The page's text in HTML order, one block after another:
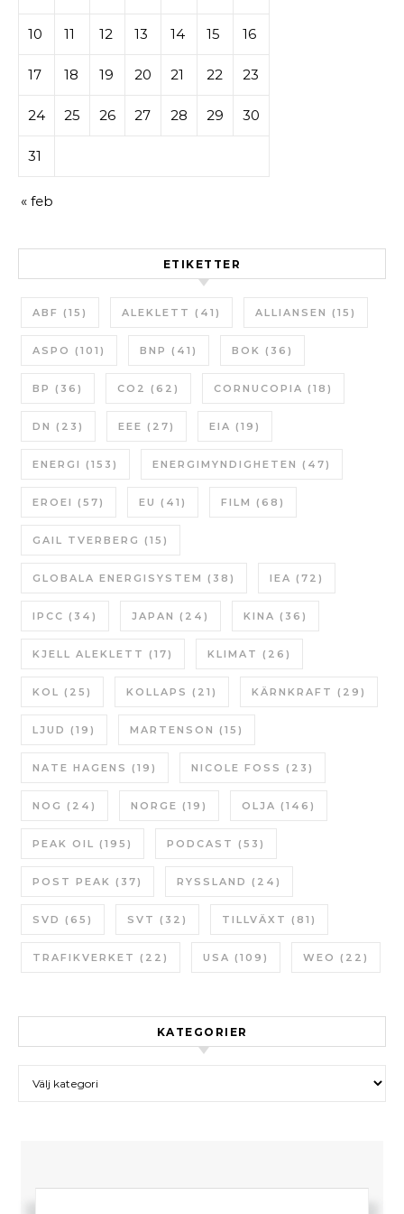
10 11 12 13 14 15 16
17 18 19 20 21 22 23
24 25 26 27 28 29 30
31
« feb
ETIKETTER
ABF (15) ALEKLETT (41) ALLIANSEN (15)
ASPO (101) BNP (41) BOK (36)
BP (36) CO2 (62) CORNUCOPIA (18)
DN (23) EEE (27) EIA (19)
ENERGI (153) ENERGIMYNDIGHETEN (47)
EROEI (57) EU (41) FILM (68)
GAIL TVERBERG (15)
GLOBALA ENERGISYSTEM (38) IEA (72)
IPCC (34) JAPAN (24) KINA (36)
KJELL ALEKLETT (17) KLIMAT (26)
KOL (25) KOLLAPS (21) KÄRNKRAFT (29)
LJUD (19) MARTENSON (15)
NATE HAGENS (19) NICOLE FOSS (23)
NOG (24) NORGE (19) OLJA (146)
PEAK OIL (195) PODCAST (53)
POST PEAK (37) RYSSLAND (24)
SVD (65) SVT (32) TILLVÄXT (81)
TRAFIKVERKET (22) USA (109) WEO (22)
KATEGORIER